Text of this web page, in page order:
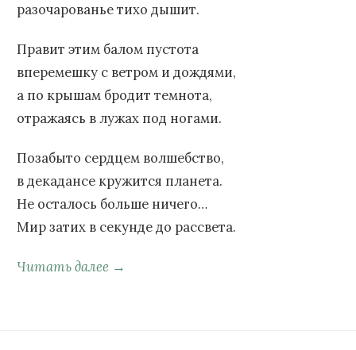
разочарованье тихо дышит.
Правит этим балом пустота
вперемешку с ветром и дождями,
а по крышам бродит темнота,
отражаясь в лужах под ногами.
Позабыто сердцем волшебство,
в декадансе кружится планета.
Не осталось больше ничего…
Мир затих в секунде до рассвета.
Читать далее →